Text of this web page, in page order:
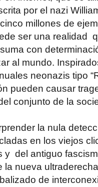
por el nazi
millones de
ser una realidad
con
al mundo.
neonazis tipo
pueden causar
conjunto de la
la nula
en los viejos
y del antiguo
la nueva
de